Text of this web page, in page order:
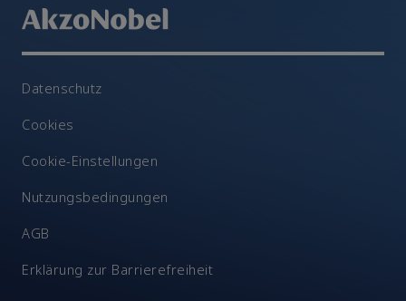
Datenschutz
Cookies
Cookie-Einstellungen
Nutzungsbedingungen
AGB
Erklärung zur Barrierefreiheit